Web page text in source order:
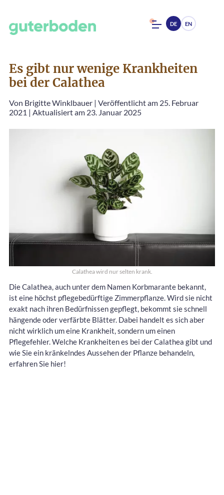
DE EN
Es gibt nur wenige Krankheiten
bei der Calathea
Von Brigitte Winklbauer | Veröffentlicht am 25. Februar
2021 | Aktualisiert am 23. Januar 2025
Calathea wird nur selten krank.
Die Calathea, auch unter dem Namen Korbmarante bekannt,
ist eine höchst pflegebedürftige Zimmerpflanze. Wird sie nicht
exakt nach ihren Bedürfnissen gepflegt, bekommt sie schnell
hängende oder verfärbte Blätter. Dabei handelt es sich aber
nicht wirklich um eine Krankheit, sondern um einen
Pflegefehler. Welche Krankheiten es bei der Calathea gibt und
wie Sie ein kränkelndes Aussehen der Pflanze behandeln,
erfahren Sie hier!